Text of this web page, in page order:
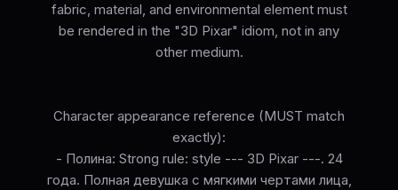
fabric, material, and environmental element must
be rendered in the "3D Pixar" idiom, not in any
other medium.
Character appearance reference (MUST match
exactly):
- Полина: Strong rule: style --- 3D Pixar ---. 24
года. Полная девушка с мягкими чертами лица,